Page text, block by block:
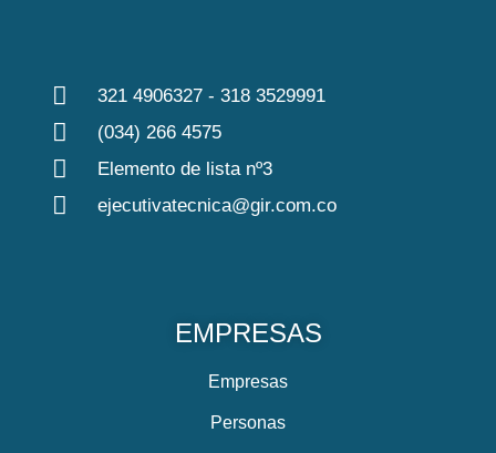
321 4906327 - 318 3529991
(034) 266 4575
Elemento de lista nº3
ejecutivatecnica@gir.com.co
EMPRESAS
Empresas
Personas